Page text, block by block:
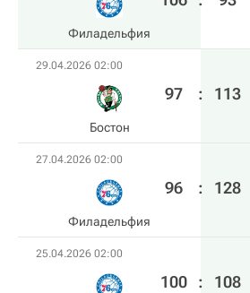
Филадельфия
29.04.2026 02:00
Бостон
97 : 113
27.04.2026 02:00
Филадельфия
96 : 128
25.04.2026 02:00
100 : 108